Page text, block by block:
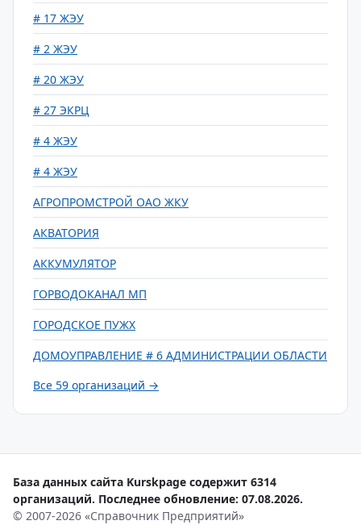
# 17 ЖЭУ
# 2 ЖЭУ
# 20 ЖЭУ
# 27 ЭКРЦ
# 4 ЖЭУ
# 4 ЖЭУ
АГРОПРОМСТРОЙ ОАО ЖКУ
АКВАТОРИЯ
АККУМУЛЯТОР
ГОРВОДОКАНАЛ МП
ГОРОДСКОЕ ПУЖХ
ДОМОУПРАВЛЕНИЕ # 6 АДМИНИСТРАЦИИ ОБЛАСТИ
Все 59 организаций →
База данных сайта Kurskpage содержит 6314
организаций. Последнее обновление: 07.08.2026.
© 2007-2026 «Справочник Предприятий»